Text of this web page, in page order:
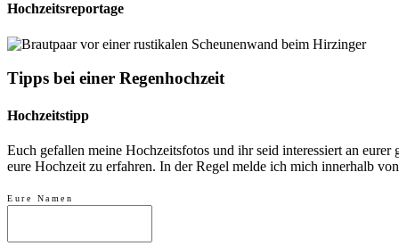
Hochzeitsreportage
Tipps bei einer Regenhochzeit
Hochzeitstipp
Euch gefallen meine Hochzeitsfotos und ihr seid interessiert an
eure Hochzeit zu erfahren. In der Regel melde ich mich innerhalb
Eure Namen